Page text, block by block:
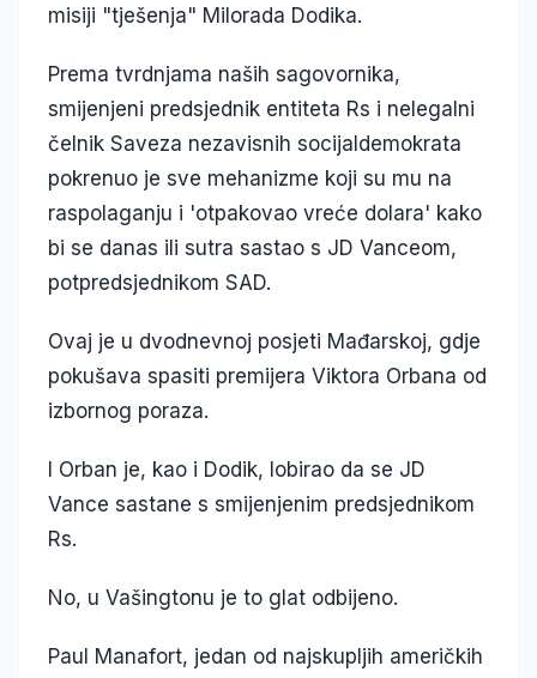
misiji "tješenja" Milorada Dodika.
Prema tvrdnjama naših sagovornika,
smijenjeni predsjednik entiteta Rs i nelegalni
čelnik Saveza nezavisnih socijaldemokrata
pokrenuo je sve mehanizme koji su mu na
raspolaganju i 'otpakovao vreće dolara' kako
bi se danas ili sutra sastao s JD Vanceom,
potpredsjednikom SAD.
Ovaj je u dvodnevnoj posjeti Mađarskoj, gdje
pokušava spasiti premijera Viktora Orbana od
izbornog poraza.
I Orban je, kao i Dodik, lobirao da se JD
Vance sastane s smijenjenim predsjednikom
Rs.
No, u Vašingtonu je to glat odbijeno.
Paul Manafort, jedan od najskupljih američkih